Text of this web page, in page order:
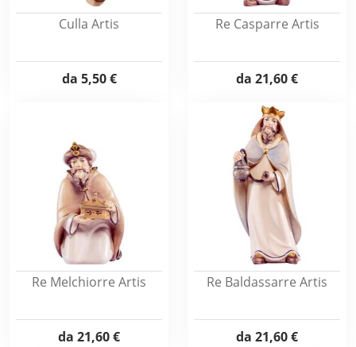
Culla Artis
da 5,50 €
Re Casparre Artis
da 21,60 €
Re Melchiorre Artis
da 21,60 €
Re Baldassarre Artis
da 21,60 €